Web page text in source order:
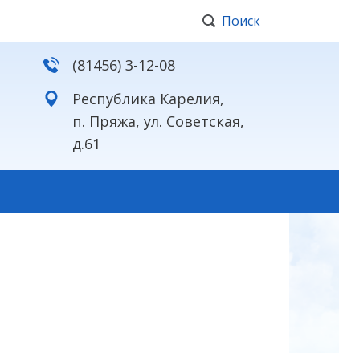
Поиск
(81456) 3-12-08
Республика Карелия,
п. Пряжа, ул. Советская,
д.61